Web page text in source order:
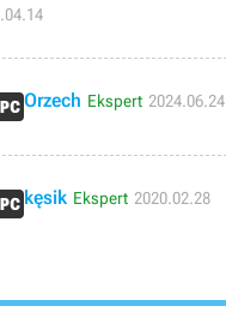
Orzech Ekspert 2024.06.24
kęsik Ekspert 2020.02.28